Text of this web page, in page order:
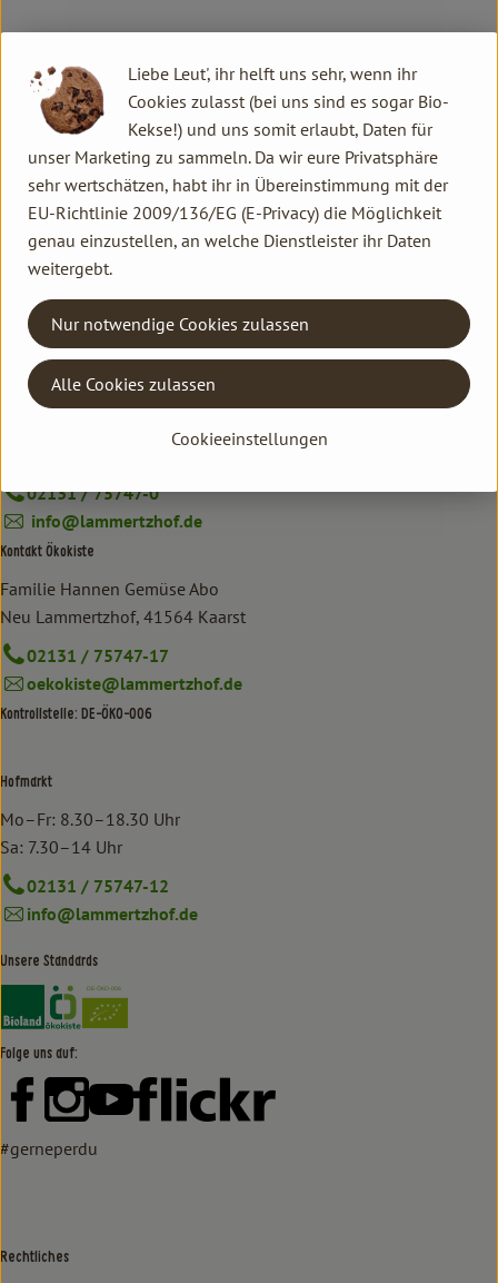
Hersteller: HEU
FR
Kontakt allgemein
02131 / 75747-0
info@lammertzhof.de
Kontakt Ökokiste
Familie Hannen Gemüse Abo
Neu Lammertzhof, 41564 Kaarst
02131 / 75747-17
oekokiste@lammertzhof.de
Kontrollstelle: DE-ÖKO-006
Hofmarkt
Mo–Fr: 8.30–18.30 Uhr
Sa: 7.30–14 Uhr
02131 / 75747-12
info@lammertzhof.de
Unsere Standards
Externer Link zu https://www.bioland.de/verbraucher
Externer Link zu https://www.oekokiste.de/
Folge uns auf:
Externer Link zu https://www.facebook.com/lammertzhof/
Externer Link zu https://www.instagram.com/
Externer Link zu https://www.youtube.com/
Externer Link zu https://
#gerneperdu
Rechtliches
Liebe Leut', ihr helft uns sehr, wenn ihr
Cookies zulasst (bei uns sind es sogar Bio-
Kekse!) und uns somit erlaubt, Daten für
unser Marketing zu sammeln. Da wir eure Privatsphäre
sehr wertschätzen, habt ihr in Übereinstimmung mit der
EU-Richtlinie 2009/136/EG (E-Privacy) die Möglichkeit
genau einzustellen, an welche Dienstleister ihr Daten
weitergebt.
Cookieeinstellungen
Nur notwendige Cookies zulassen
Alle Cookies zulassen